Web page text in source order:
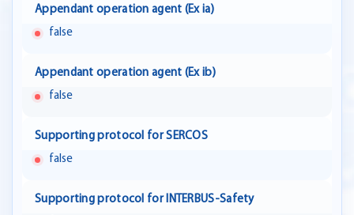
Appendant operation agent (Ex ia)
false
Appendant operation agent (Ex ib)
false
Supporting protocol for SERCOS
false
Supporting protocol for INTERBUS-Safety